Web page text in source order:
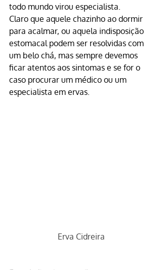
todo mundo virou especialista.
Claro que aquele chazinho ao dormir
para acalmar, ou aquela indisposição
estomacal podem ser resolvidas com
um belo chá, mas sempre devemos
ficar atentos aos sintomas e se for o
caso procurar um médico ou um
especialista em ervas.
Erva Cidreira